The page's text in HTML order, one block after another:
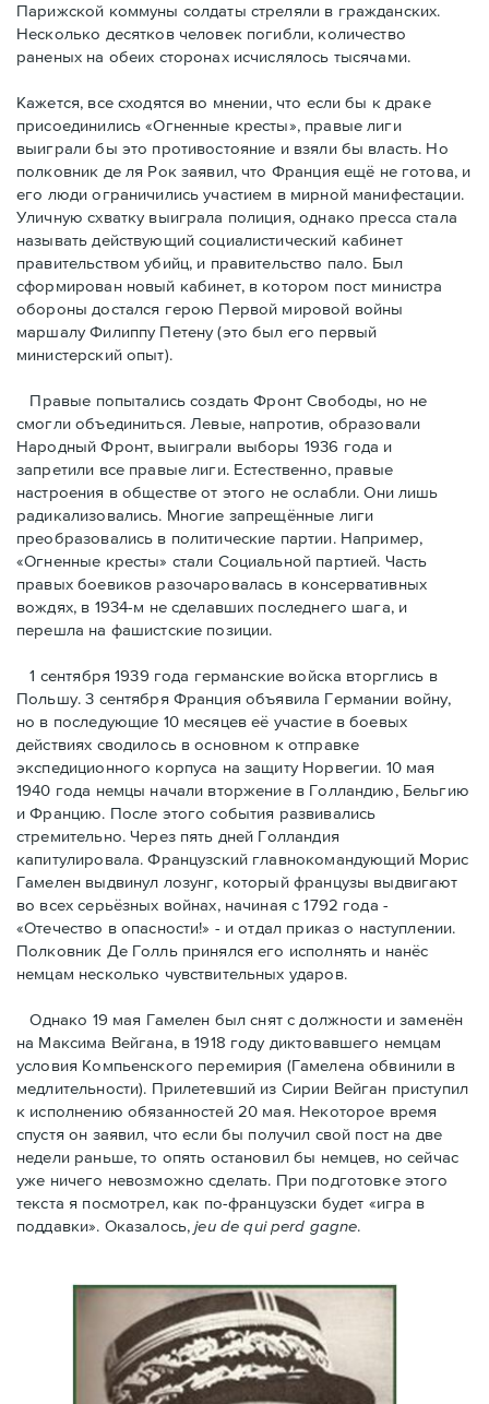
Парижской коммуны солдаты стреляли в гражданских.
Несколько десятков человек погибли, количество
раненых на обеих сторонах исчислялось тысячами.
Кажется, все сходятся во мнении, что если бы к драке
присоединились «Огненные кресты», правые лиги
выиграли бы это противостояние и взяли бы власть. Но
полковник де ля Рок заявил, что Франция ещё не готова, и
его люди ограничились участием в мирной манифестации.
Уличную схватку выиграла полиция, однако пресса стала
называть действующий социалистический кабинет
правительством убийц, и правительство пало. Был
сформирован новый кабинет, в котором пост министра
обороны достался герою Первой мировой войны
маршалу Филиппу Петену (это был его первый
министерский опыт).
Правые пoпытались создать Фронт Свободы, но не
смогли объединиться. Левые, напротив, образовали
Народный Фронт, выиграли выборы 1936 года и
запретили все правые лиги. Естественно, правые
настроения в обществе от этого не ослабли. Они лишь
радикализовались. Многие запрещённые лиги
преобразовались в политические партии. Например,
«Огненные кресты» стали Социальной партией. Часть
правых боевиков разочаровалась в консервативных
вождях, в 1934-м не сделавших последнего шага, и
перешла на фашистские позиции.
1 сентября 1939 года германские войска вторглись в
Польшу. 3 сентября Франция объявила Германии войну,
но в последующие 10 месяцев её участие в боевых
действиях сводилось в основном к отправке
экспедиционного корпуса на защиту Норвегии. 10 мая
1940 года немцы начали вторжение в Голландию, Бельгию
и Францию. После этого события развивались
стремительно. Через пять дней Голландия
капитулировала. Французский главнокомандующий Морис
Гамелен выдвинул лозунг, который французы выдвигают
во всех серьёзных войнах, начиная с 1792 года -
«Отечество в опасности!» - и отдал приказ о наступлении.
Полковник Дe Голль принялся его исполнять и нанёс
немцам несколько чувствительных ударов.
Однако 19 мая Гамелен был снят с должности и заменён
на Максима Вейгана, в 1918 году диктовавшего немцам
условия Компьенского перемирия (Гамелена обвинили в
медлительности). Прилетевший из Сирии Вейган приступил
к исполнению обязанностей 20 мая. Hекоторое время
спустя oн заявил, что если бы получил свой пост на две
недели раньше, то опять остановил бы немцев, но сейчас
уже ничего невозможно сделать. При подготовке этого
текста я посмотрел, как по-французски будет «игра в
поддавки». Оказалось,jeu de qui perd gagne.